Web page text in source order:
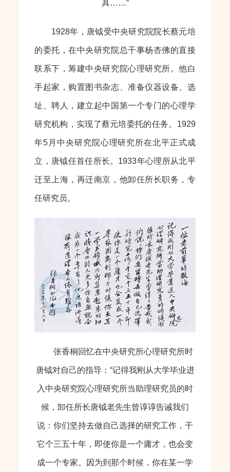
具……”
1928年，唐钺受中央研究院院长蔡元培
的委托，在中央研究院总干事杨杏佛的直接
联系下，筹建中央研究院心理研究所。他白
手起家，购置图书杂志、准备仪器设备、选
址、聘人，建立起中国第一个专门的心理学
研究机构，实现了蔡元培委托的任务。1929
年5月中央研究院心理研究所在北平正式成
立，唐钺任首任所长。1933年心理所从北平
迁至上海，再迁南京，他卸任所长职务，专
任研究员。
张香桐回忆在中央研究所心理研究所时
唐钺对自己的指导：“记得我刚从大学毕业进
入中央研究院心理研究所当助理研究员的时
候，卸任所长唐钺老先生曾谆谆告诫我们
说：你们坚持去做自己选择的研究工作，干
它个三五十年，即使你是一个庸才，也会变
成一个专家。因为到那个时候，你在某一学